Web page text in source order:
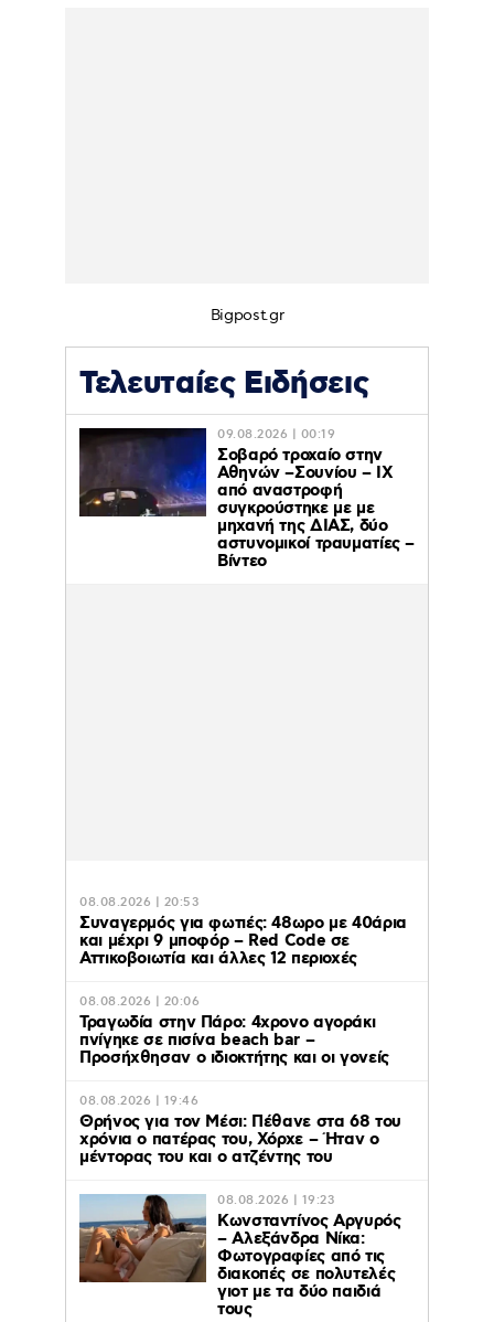
Bigpost.gr
Τελευταίες Ειδήσεις
09.08.2026 | 00:19
Σοβαρό τροχαίο στην
Αθηνών –Σουνίου – ΙΧ
από αναστροφή
συγκρούστηκε με με
μηχανή της ΔΙΑΣ, δύο
αστυνομικοί τραυματίες –
Βίντεο
08.08.2026 | 20:53
Συναγερμός για φωτιές: 48ωρο με 40άρια
και μέχρι 9 μποφόρ – Red Code σε
Αττικοβοιωτία και άλλες 12 περιοχές
08.08.2026 | 20:06
Τραγωδία στην Πάρο: 4χρονο αγοράκι
πνίγηκε σε πισίνα beach bar –
Προσήχθησαν ο ιδιοκτήτης και οι γονείς
08.08.2026 | 19:46
Θρήνος για τον Μέσι: Πέθανε στα 68 του
χρόνια ο πατέρας του, Χόρχε – Ήταν ο
μέντορας του και ο ατζέντης του
08.08.2026 | 19:23
Κωνσταντίνος Αργυρός
– Αλεξάνδρα Νίκα:
Φωτογραφίες από τις
διακοπές σε πολυτελές
γιοτ με τα δύο παιδιά
τους